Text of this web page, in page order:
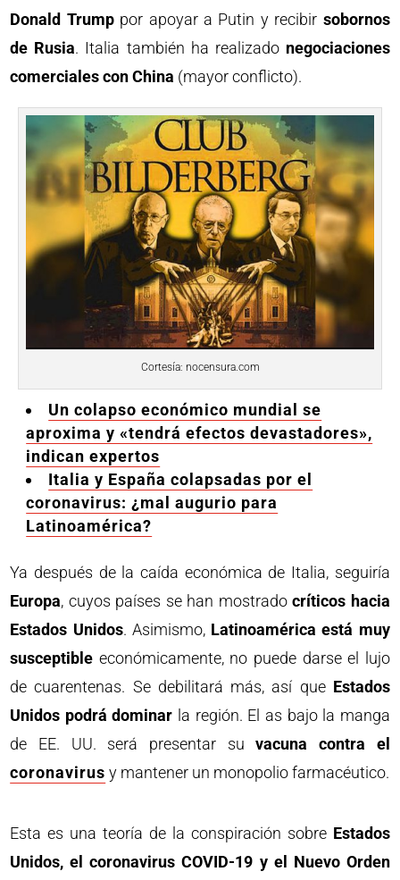
Donald Trumppor apoyar a Putin y recibir sobornos
de Rusia. Italia también ha realizado negociaciones
comerciales con China (mayor conflicto).
Cortesía: nocensura.com
Un colapso económico mundial se
aproxima y «tendrá efectos devastadores»,
indican expertos
Italia y España colapsadas por el
coronavirus: ¿mal augurio para
Latinoamérica?
Ya después de la caída económica de Italia, seguiría
Europa, cuyos países se han mostradocríticos hacia
Estados Unidos. Asimismo, Latinoamérica está muy
susceptible económicamente, no puede darse el lujo
de cuarentenas. Se debilitará más, así que Estados
Unidos podrá dominar la región. El as bajo la manga
de EE. UU. será presentar suvacuna contra el
coronavirus y mantener un monopolio farmacéutico.
Esta es una teoría de la conspiración sobre Estados
Unidos, el coronavirus COVID-19 y el Nuevo Orden